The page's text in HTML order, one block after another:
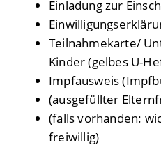
Einladung zur
Teilnahmekarte/
Kinder (gelbes U-
Impfausweis
(ausgefüllter
(falls vorhanden:
freiwillig)